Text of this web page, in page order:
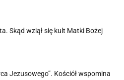
Skąd wziął się kult Matki Bożej
Jezusowego”. Kościół wspomina